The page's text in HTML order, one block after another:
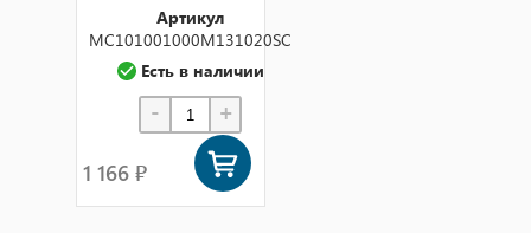
Артикул
MC101001000M131020SC
Есть в наличии
- +
1 166 ₽